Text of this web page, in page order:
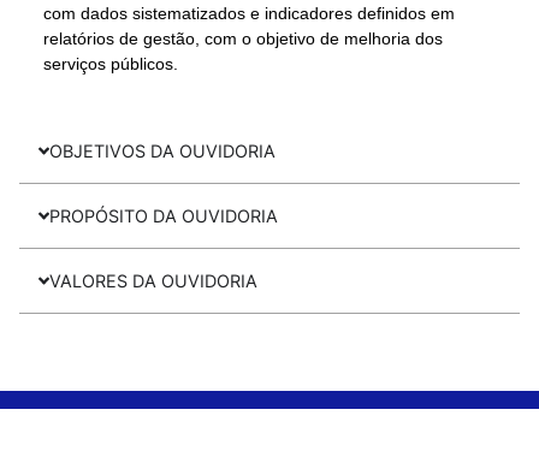
com dados sistematizados e indicadores definidos em
relatórios de gestão, com o objetivo de melhoria dos
serviços públicos.
OBJETIVOS DA OUVIDORIA
PROPÓSITO DA OUVIDORIA
VALORES DA OUVIDORIA